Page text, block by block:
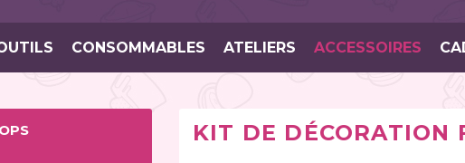
CONSOMMABLES ATELIERS ACCESSOIRES
KIT DE DÉCORATION